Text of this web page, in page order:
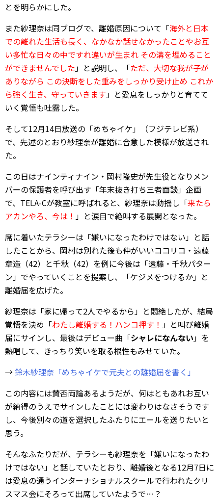
とを明らかにした。
また紗理奈は同ブログで、離婚原因について「海外と日本
での離れた生活も長く、なかなか話せなかったことやお互
い多忙な日々の中ですれ違いが生まれ その溝を埋めること
ができませんでした 」と説明し、「ただ、大切な我が子が
ありながら この決断をした重みをしっかり受け止め これか
ら強く生き、守っていきます 」と愛息をしっかりと育てて
いく覚悟も吐露した。
そして12月14日放送の「めちゃイケ」（フジテレビ系）
で、先述のとおり紗理奈が離婚に合意した模様が放送され
た。
この日はナインティナイン・岡村隆史が先生役となりメン
バーの保護者を呼び出す「年末抜き打ち三者面談」企画
で、TELA-Cが教室に呼ばれると、紗理奈は動揺し「来たら
アカンやろ、今は！ 」と涙目で絶叫する展開となった。
席に着いたテラシーは「嫌いになったわけではない」と話
したことから、岡村は別れた後も仲がいいココリコ・遠藤
章造（42）と千秋（42）を例に今後は「遠藤・千秋パター
ン」でやっていくことを提案し、「ケジメをつけるか」と
離婚届を広げた。
紗理奈は「家に帰って2人でやるから」と悶絶したが、結局
覚悟を決め「わたし離婚する！ハンコ押す！ 」と叫び離婚
届にサインし、最後はデビュー曲「シャレになんない 」を
熱唱して、きっちり笑いを取る根性もみせていた。
→ 鈴木紗理奈「めちゃイケで元夫との離婚届を書く」
この内容には賛否両論あるようだが、何はともあれお互い
が納得のうえでサインしたことには変わりはなさそうです
し、今後別々の道を選択したふたりにエールを送りたいと
思う。
そんなふたりだが、テラシーも紗理奈を「嫌いになったわ
けではない」と話していたとおり、離婚後となる12月7日に
は愛息の通うインターナショナルスクールで行われたクリ
スマス会にそろって出席していたようで…？